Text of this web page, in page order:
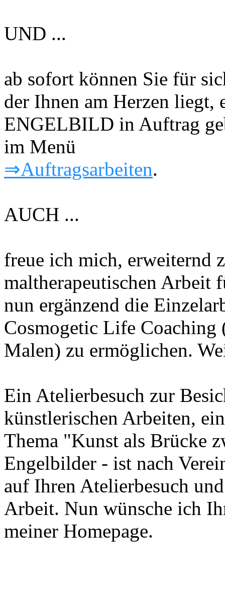
UND ...
ab sofort können Sie für
der Ihnen am Herzen
ENGELBILD in Auftrag
im Menü
⇒Auftragsarbeiten.
AUCH ...
freue ich mich, erweiternd
maltherapeutischen Arbeit
nun ergänzend die
Cosmogetic Life
Malen) zu ermöglichen.
Ein Atelierbesuch zur
künstlerischen Arbeiten,
Thema "Kunst als Brücke
Engelbilder - ist nach
auf Ihren Atelierbesuch
Arbeit. Nun wünsche ich
meiner Homepage.